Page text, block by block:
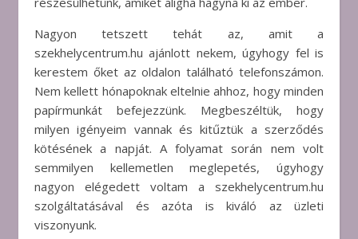
Nagyon tetszett tehát az, amit a
szekhelycentrum.hu ajánlott nekem, úgyhogy fel is
kerestem őket az oldalon található telefonszámon.
Nem kellett hónapoknak eltelnie ahhoz, hogy minden
papírmunkát befejezzünk. Megbeszéltük, hogy
milyen igényeim vannak és kitűztük a szerződés
kötésének a napját. A folyamat során nem volt
semmilyen kellemetlen meglepetés, úgyhogy
nagyon elégedett voltam a szekhelycentrum.hu
szolgáltatásával és azóta is kiváló az üzleti
viszonyunk.